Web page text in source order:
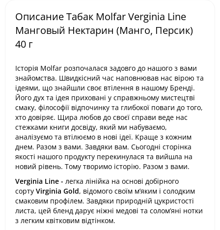
Описание Табак Molfar Verginia Line
Манговый Нектарин (Манго, Персик)
40 г
Історія Molfar розпочалася задовго до нашого з вами
знайомства. Швидкісний час наповнював нас вірою та
ідеями, що знайшли своє втілення в нашому Бренді.
Його дух та ідея приховані у справжньому мистецтві
смаку, філософії відпочинку та глибокої поваги до того,
хто довіряє. Щира любов до своєї справи веде нас
стежками книги досвіду, який ми набуваємо,
аналізуємо та втілюємо в нові ідеї. Краще з кожним
днем. Разом з вами. Завдяки вам. Сьогодні сторінка
якості нашого продукту перекинулася та вийшла на
новий рівень. Тому творимо історію. Разом з вами.
Verginia Line - легка лінійка на основі добірного
сорту Virginia Gold, відомого своїм м’яким і солодким
смаковим профілем. Завдяки природній цукристості
листа, цей бленд дарує ніжні медові та солом’яні нотки
з легким квітковим відтінком.